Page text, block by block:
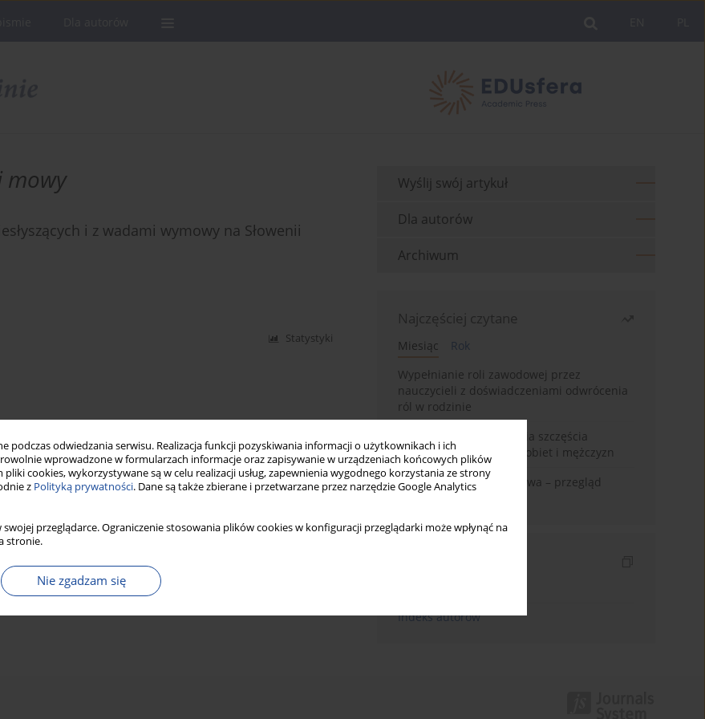
podczas odwiedzania serwisu. Realizacja funkcji pozyskiwania informacji o użytkownikach i ich
wprowadzone w formularzach informacje oraz zapisywanie w urządzeniach końcowych plików
pliki cookies, wykorzystywane są w celu realizacji usług, zapewnienia wygodnego korzystania ze strony
z Polityką prywatności. Dane są także zbierane i przetwarzane przez narzędzie Google Analytics
przeglądarce. Ograniczenie stosowania plików cookies w konfiguracji przeglądarki może wpłynąć na
stronie.
Nie zgadzam się
mowy
i z wadami wymowy na Słowenii
Statystyki
Wyślij swój artykuł
Dla autorów
Archiwum
Najczęściej czytane
Miesiąc
Rok
Wypełnianie roli zawodowej przez
nauczycieli z doświadczeniami odwrócenia
ról w rodzinie
Uwarunkowania poczucia szczęścia
małżeńskiego w opinii kobiet i mężczyzn
Zadowolenie z małżeństwa – przegląd
badań
Indeks autorów